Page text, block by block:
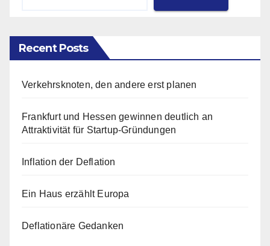
Recent Posts
Verkehrsknoten, den andere erst planen
Frankfurt und Hessen gewinnen deutlich an
Attraktivität für Startup-Gründungen
Inflation der Deflation
Ein Haus erzählt Europa
Deflationäre Gedanken